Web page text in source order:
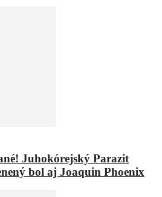
Juhokórejský Parazit
bol aj Joaquin Phoenix